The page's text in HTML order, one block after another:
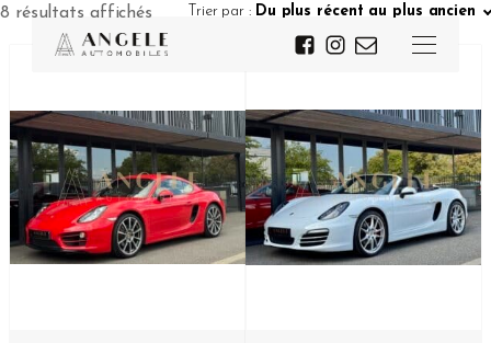
8 résultats affichés Trier par : Du plus récent au plus ancien